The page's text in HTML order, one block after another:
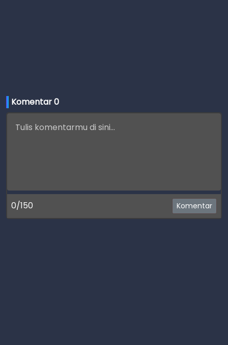
Komentar 0
0/150 Komentar